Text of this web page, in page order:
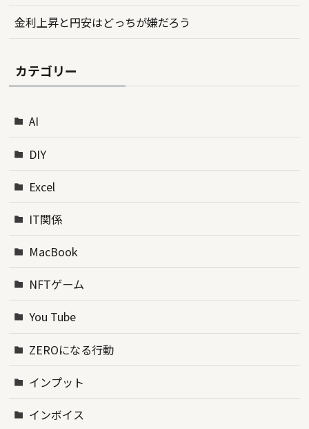
金利上昇と円安はどっちが嫌だろう
カテゴリー
AI
DIY
Excel
IT関係
MacBook
NFTゲーム
You Tube
ZEROになる行動
インプット
インボイス